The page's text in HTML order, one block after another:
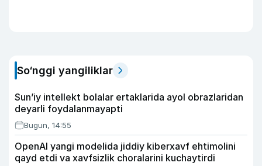
So‘nggi yangiliklar
Sun’iy intellekt bolalar ertaklarida ayol obrazlaridan
deyarli foydalanmayapti
Bugun, 14:55
OpenAI yangi modelida jiddiy kiberxavf ehtimolini
qayd etdi va xavfsizlik choralarini kuchaytirdi